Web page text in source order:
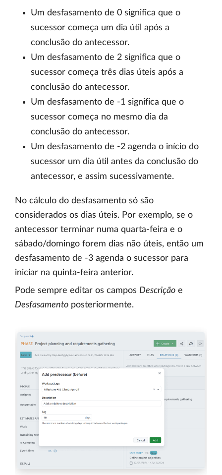
Um desfasamento de 0 significa que o
sucessor começa um dia útil após a
conclusão do antecessor.
Um desfasamento de 2 significa que o
sucessor começa três dias úteis após a
conclusão do antecessor.
Um desfasamento de -1 significa que o
sucessor começa no mesmo dia da
conclusão do antecessor.
Um desfasamento de -2 agenda o início do
sucessor um dia útil antes da conclusão do
antecessor, e assim sucessivamente.
No cálculo do desfasamento só são
considerados os dias úteis. Por exemplo, se o
antecessor terminar numa quarta-feira e o
sábado/domingo forem dias não úteis, então um
desfasamento de -3 agenda o sucessor para
iniciar na quinta-feira anterior.
Pode sempre editar os campos Descrição e
Desfasamento posteriormente.